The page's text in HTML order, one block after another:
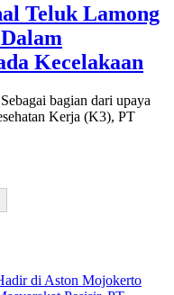
Teluk Lamong
Kecelakaan
bagian dari upaya
Kerja (K3), PT
di Aston Mojokerto